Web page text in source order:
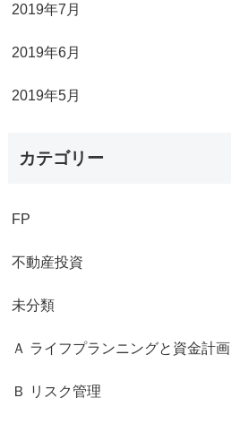
2019年7月
2019年6月
2019年5月
カテゴリー
FP
不動産投資
未分類
Ａ ライフプランニングと資金計画
Ｂ リスク管理